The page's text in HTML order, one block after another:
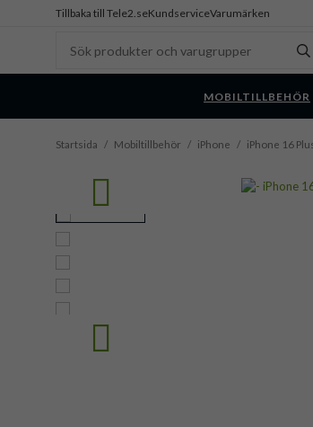
Tillbaka till Tele2.seKundserviceVarumärken
MOBILTILLBEHÖR
Startsida / Mobiltillbehör / iPhone / iPhone 16